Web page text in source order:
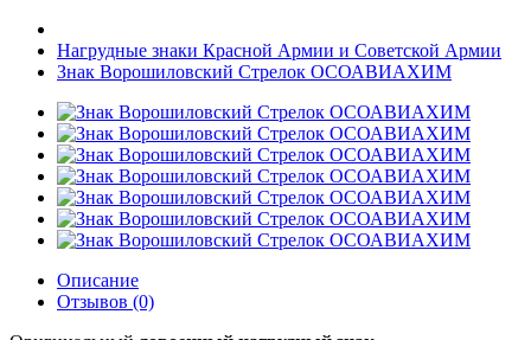
Нагрудные знаки Красной Армии и Советской Армии
Знак Ворошиловский Стрелок ОСОАВИАХИМ
Описание
Отзывов (0)